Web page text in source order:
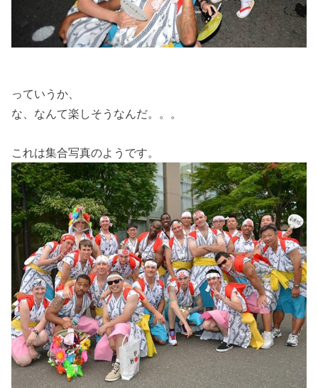
っていうか、
な、なんて楽しそうなんだ。。。
これは集合写真のようです。